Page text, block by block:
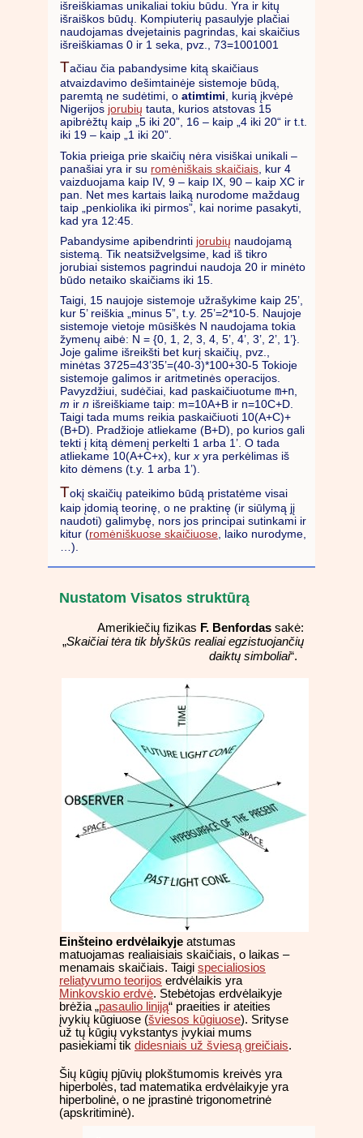
išreiškiamas unikaliai tokiu būdu. Yra ir kitų
išraiškos būdų. Kompiuterių pasaulyje plačiai
naudojamas dvejetainis pagrindas, kai skaičius
išreiškiamas 0 ir 1 seka, pvz., 73=1001001
Tačiau čia pabandysime kitą skaičiaus
atvaizdavimo dešimtainėje sistemoje būdą,
paremtą ne sudėtimi, o atimtimi, kurią įkvėpė
Nigerijos jorubių tauta, kurios atstovas 15
apibrėžtų kaip „5 iki 20”, 16 – kaip „4 iki 20“ ir t.t.
iki 19 – kaip „1 iki 20”.
Tokia prieiga prie skaičių nėra visiškai unikali –
panašiai yra ir su romėniškais skaičiais , kur 4
vaizduojama kaip IV, 9 – kaip IX, 90 – kaip XC ir
pan. Net mes kartais laiką nurodome maždaug
taip „penkiolika iki pirmos”, kai norime pasakyti,
kad yra 12:45.
Pabandysime apibendrinti jorubių naudojamą
sistemą. Tik neatsižvelgsime, kad iš tikro
jorubiai sistemos pagrindui naudoja 20 ir minėto
būdo netaiko skaičiams iki 15.
Taigi, 15 naujoje sistemoje užrašykime kaip 25’,
kur 5’ reiškia „minus 5”, t.y. 25’=2*10-5. Naujoje
sistemoje vietoje mūsiškės N naudojama tokia
žymenų aibė: N = {0, 1, 2, 3, 4, 5’, 4’, 3’, 2’, 1’}.
Joje galime išreikšti bet kurį skaičių, pvz.,
minėtas 3725=43’35’=(40-3)*100+30-5 Tokioje
sistemoje galimos ir aritmetinės operacijos.
Pavyzdžiui, sudėčiai, kad paskaičiuotume m+n,
m ir n išreiškiame taip: m=10A+B ir n=10C+D.
Taigi tada mums reikia paskaičiuoti 10(A+C)+
(B+D). Pradžioje atliekame (B+D), po kurios gali
tekti į kitą dėmenį perkelti 1 arba 1’. O tada
atliekame 10(A+C+x), kurx yra perkėlimas iš
kito dėmens (t.y. 1 arba 1’).
Tokį skaičių pateikimo būdą pristatėme visai
kaip įdomią teorinę, o ne praktinę (ir siūlymą jį
naudoti) galimybę, nors jos principai sutinkami ir
kitur (romėniškuose skaičiuose , laiko nurodyme,
…).
Nustatom Visatos struktūrą
Amerikiečių fizikas F. Benfordas sakė:
„Skaičiai tėra tik blyškūs realiai egzistuojančių
daiktų simboliai“.
Einšteino erdvėlaikyje atstumas
matuojamas realiaisiais skaičiais, o laikas –
menamais skaičiais. Taigi specialiosios
reliatyvumo teorijos erdvėlaikis yra
Minkovskio erdvė. Stebėtojas erdvėlaikyje
brėžia „pasaulio liniją“ praeities ir ateities
įvykių kūgiuose (šviesos kūgiuose). Srityse
už tų kūgių vykstantys įvykiai mums
pasiekiami tik didesniais už šviesą greičiais.
Šių kūgių pjūvių plokštumomis kreivės yra
hiperbolės, tad matematika erdvėlaikyje yra
hiperbolinė, o ne įprastinė trigonometrinė
(apskritiminė).